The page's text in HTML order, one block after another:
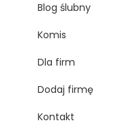
Blog ślubny
Komis
Dla firm
Dodaj firmę
Kontakt